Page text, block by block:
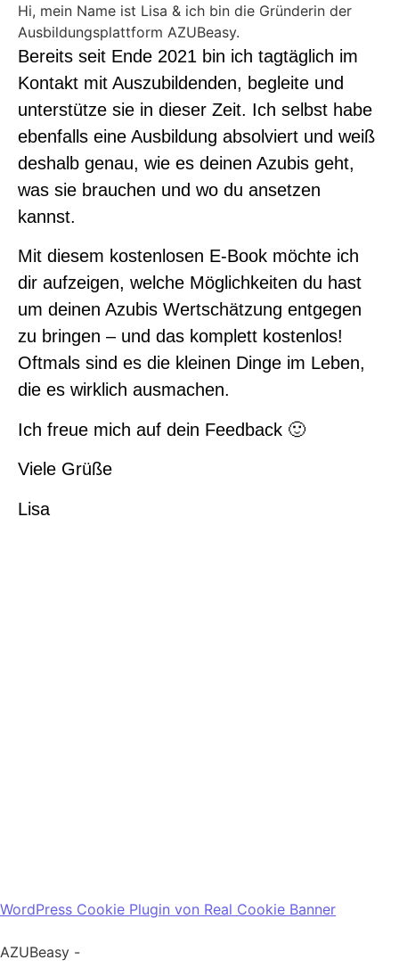
Hi, mein Name ist Lisa & ich bin die Gründerin der
Ausbildungsplattform AZUBeasy.
Bereits seit Ende 2021 bin ich tagtäglich im
Kontakt mit Auszubildenden, begleite und
unterstütze sie in dieser Zeit. Ich selbst habe
ebenfalls eine Ausbildung absolviert und weiß
deshalb genau, wie es deinen Azubis geht,
was sie brauchen und wo du ansetzen
kannst.
Mit diesem kostenlosen E-Book möchte ich
dir aufzeigen, welche Möglichkeiten du hast
um deinen Azubis Wertschätzung entgegen
zu bringen – und das komplett kostenlos!
Oftmals sind es die kleinen Dinge im Leben,
die es wirklich ausmachen.
Ich freue mich auf dein Feedback 🙂
Viele Grüße
Lisa
WordPress Cookie Plugin von Real Cookie Banner
AZUBeasy -